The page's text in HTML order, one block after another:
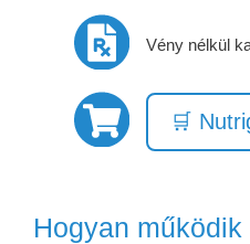
Vény nélkül
🛒
Hogyan